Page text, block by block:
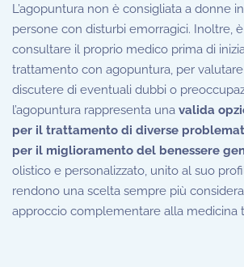
L’agopuntura non è consigliata a donne
persone con disturbi emorragici. Inoltre,
consultare il proprio medico prima di
trattamento con agopuntura, per valutare
discutere di eventuali dubbi o
l’agopuntura rappresenta una valida
per il trattamento di diverse
per il miglioramento del benessere
olistico e personalizzato, unito al suo
rendono una scelta sempre più
approccio complementare alla medicina